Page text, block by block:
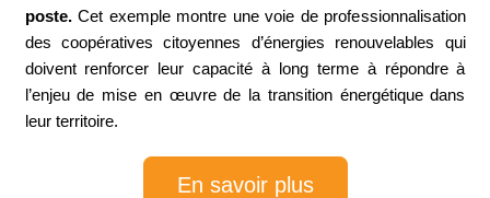
poste.Cet exemple montre une voie de professionnalisation
des coopératives citoyennes d’énergies renouvelables qui
doivent renforcer leur capacité à long terme à répondre à
l’enjeu de mise en œuvre de la transition énergétique dans
leur territoire.
En savoir plus